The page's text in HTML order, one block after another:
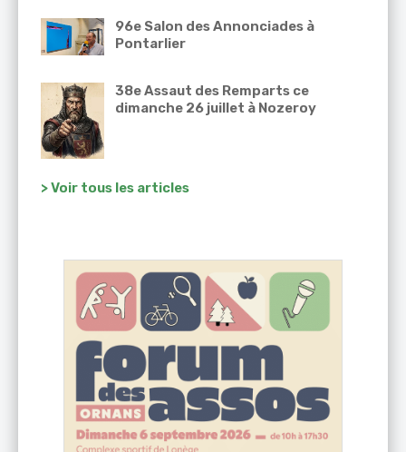
96e Salon des Annonciades à
Pontarlier
38e Assaut des Remparts ce
dimanche 26 juillet à Nozeroy
> Voir tous les articles